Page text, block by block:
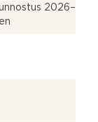
2026–